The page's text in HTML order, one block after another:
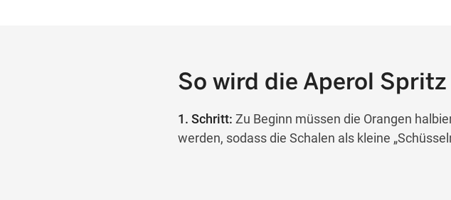
So wird die Aperol
1. Schritt: Zu Beginn müssen die Orangen
werden, sodass die Schalen als kleine